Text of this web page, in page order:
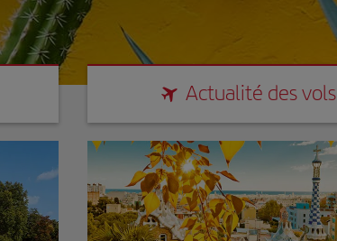
Actualité des vols
Actualité des vols